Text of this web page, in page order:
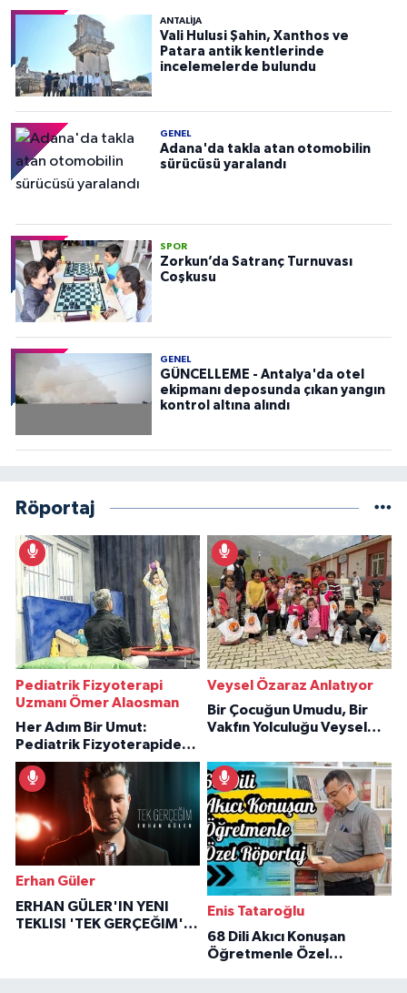
ANTALIJA
Vali Hulusi Şahin, Xanthos ve
Patara antik kentlerinde
incelemelerde bulundu
GENEL
Adana'da takla atan otomobilin
sürücüsü yaralandı
SPOR
Zorkun’da Satranç Turnuvası
Coşkusu
GENEL
GÜNCELLEME - Antalya'da otel
ekipmanı deposunda çıkan yangın
kontrol altına alındı
Röportaj
Pediatrik Fizyoterapi
Uzmanı Ömer Alaosman
Her Adım Bir Umut:
Pediatrik Fizyoterapiden
İlham Veren Hikâyeler
Veysel Özaraz Anlatıyor
Bir Çocuğun Umudu, Bir
Vakfın Yolculuğu Veysel
Erhan Güler
ERHAN GÜLER'IN YENI
TEKLISI 'TEK GERÇEĞIM'LE
Enis Tataroğlu
68 Dili Akıcı Konuşan
Öğretmenle Özel